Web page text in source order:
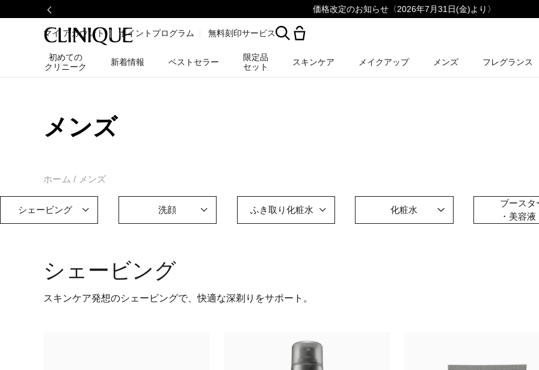
価格改定のお知らせ〈2026年7月31日(金)より〉
マイ アカウント ポイントプログラム 無料刻印サービス
初めての
クリニーク
新着情報 ベストセラー
限定品
セット
スキンケア メイクアップ メンズ フレグランス
メンズ
ホーム メンズ
シェービング 洗顔 ふき取り化粧水 化粧水
ブースタ
・美容液
シェービング
スキンケア発想のシェービングで、快適な深剃りをサポート。